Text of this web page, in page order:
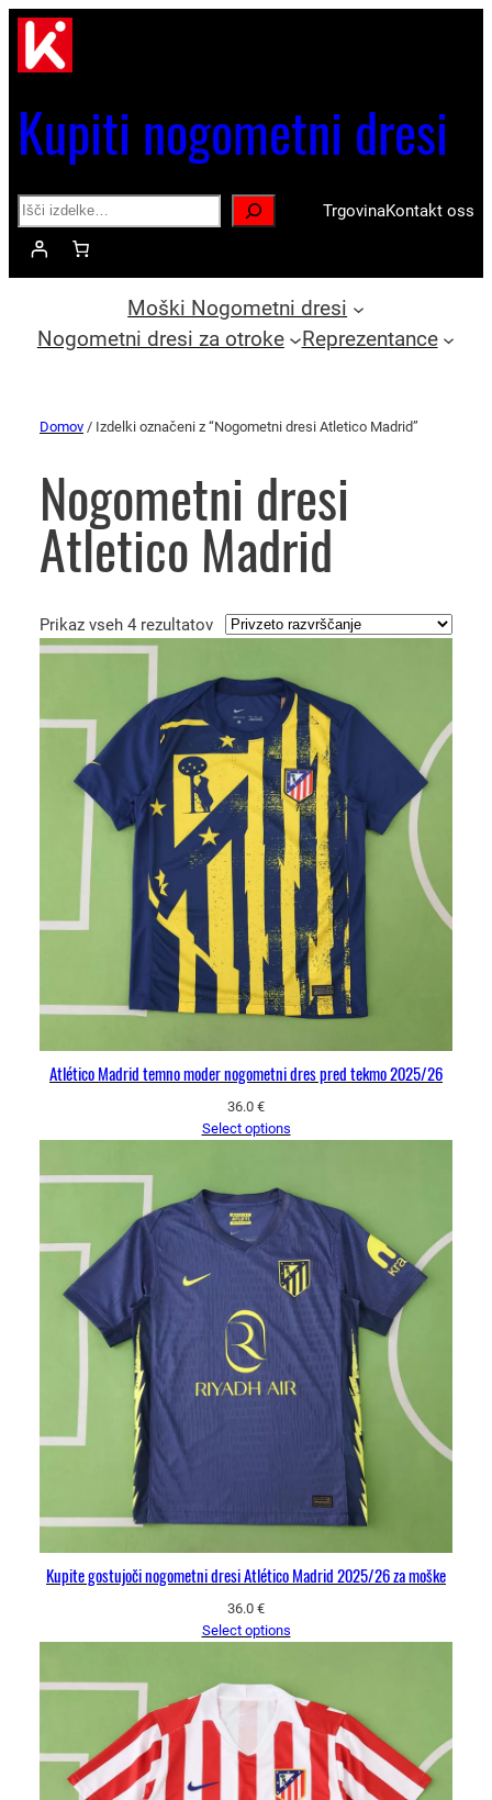
Kupiti nogometni dresi
Search TrgovinaKontakt oss
Moški Nogometni dresi
Nogometni dresi za otroke
Reprezentance
Domov / Izdelki označeni z “Nogometni dresi Atletico Madrid”
Nogometni dresi
Atletico Madrid
Prikaz vseh 4 rezultatov
Atlético Madrid temno moder nogometni dres pred tekmo 2025/26
36.0 €
Select options
Kupite gostujoči nogometni dresi Atlético Madrid 2025/26 za moške
36.0 €
Select options